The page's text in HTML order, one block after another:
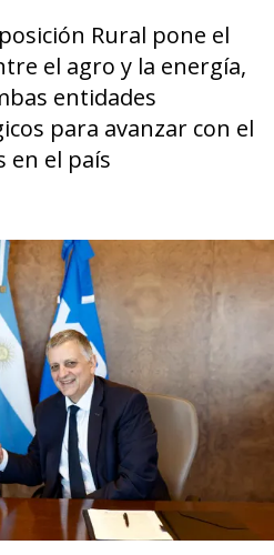
Rural pone el
el agro y la energía,
entidades
para avanzar con el
en el país